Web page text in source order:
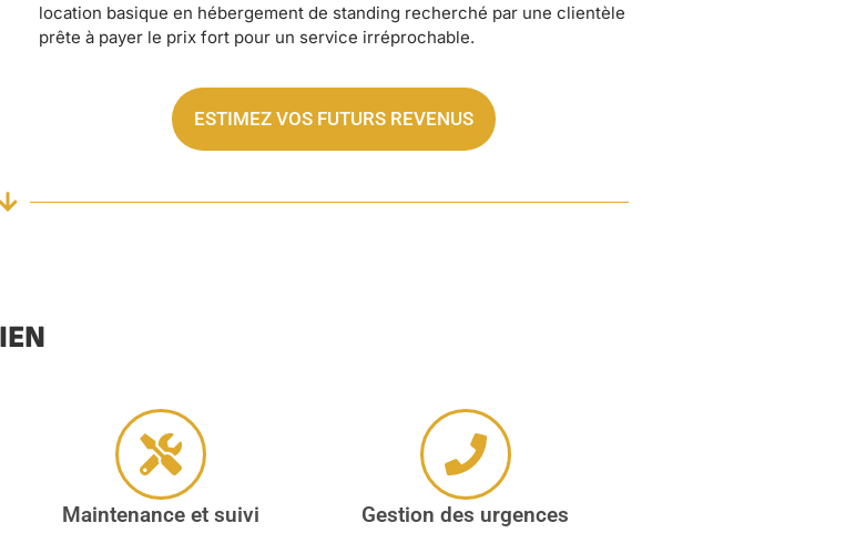
location basique en hébergement de standing recherché par une clientèle
prête à payer le prix fort pour un service irréprochable.
ESTIMEZ VOS FUTURS REVENUS
Maintenance et suivi Gestion des urgences